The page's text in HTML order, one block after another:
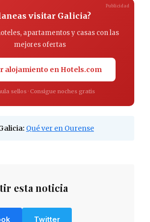
visitar Galicia?
apartamentos y casas con las
mejores ofertas
alojamiento en Hotels.com
sellos · Consigue noches gratis
Publicidad
Qué ver en Ourense
esta noticia
Twitter